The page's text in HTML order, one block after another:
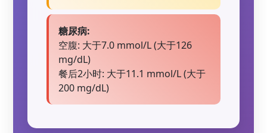
糖尿病:
空腹: 大于7.0 mmol/L (大于126
mg/dL)
餐后2小时: 大于11.1 mmol/L (大于
200 mg/dL)